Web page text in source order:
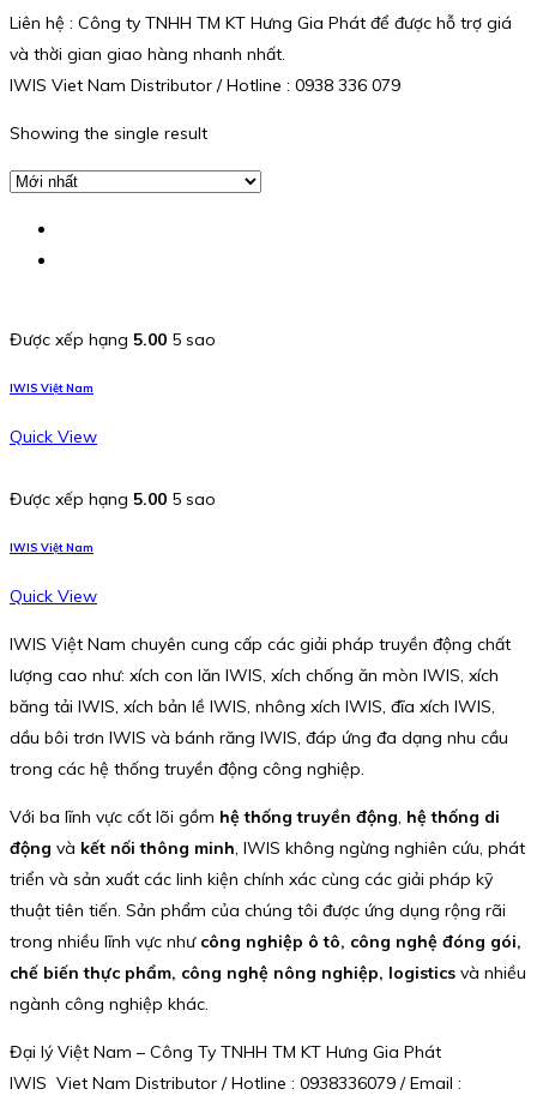
Liên hệ : Công ty TNHH TM KT Hưng Gia Phát để được hỗ trợ giá
và thời gian giao hàng nhanh nhất.
IWIS Viet Nam Distributor / Hotline : 0938 336 079
Showing the single result
Được xếp hạng 5.00 5 sao
IWIS Việt Nam
Quick View
Được xếp hạng 5.00 5 sao
IWIS Việt Nam
Quick View
IWIS Việt Nam chuyên cung cấp các giải pháp truyền động chất
lượng cao như: xích con lăn IWIS, xích chống ăn mòn IWIS, xích
băng tải IWIS, xích bản lề IWIS, nhông xích IWIS, đĩa xích IWIS,
dầu bôi trơn IWIS và bánh răng IWIS, đáp ứng đa dạng nhu cầu
trong các hệ thống truyền động công nghiệp.
Với ba lĩnh vực cốt lõi gồm hệ thống truyền động, hệ thống di
động và kết nối thông minh, IWIS không ngừng nghiên cứu, phát
triển và sản xuất các linh kiện chính xác cùng các giải pháp kỹ
thuật tiên tiến. Sản phẩm của chúng tôi được ứng dụng rộng rãi
trong nhiều lĩnh vực như công nghiệp ô tô, công nghệ đóng gói,
chế biến thực phẩm, công nghệ nông nghiệp, logistics và nhiều
ngành công nghiệp khác.
Đại lý Việt Nam – Công Ty TNHH TM KT Hưng Gia Phát
IWIS Viet Nam Distributor / Hotline : 0938336079 / Email :